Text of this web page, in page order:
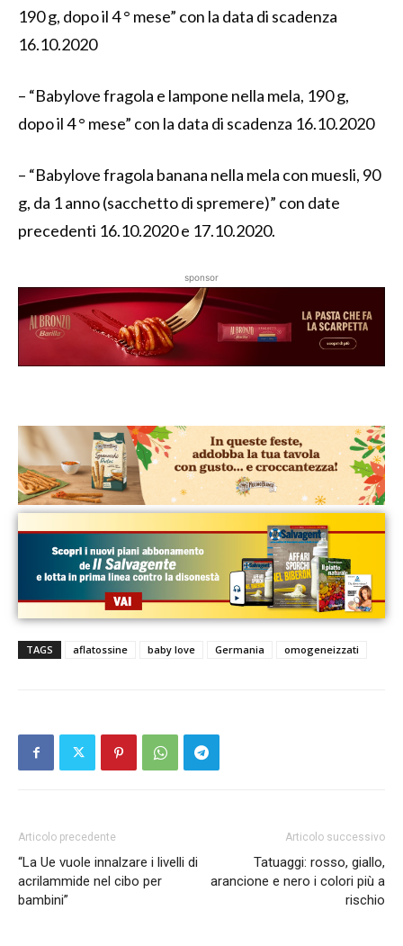
190 g, dopo il 4 ° mese” con la data di scadenza
16.10.2020
– “Babylove fragola e lampone nella mela, 190 g,
dopo il 4 ° mese” con la data di scadenza 16.10.2020
– “Babylove fragola banana nella mela con muesli, 90
g, da 1 anno (sacchetto di spremere)” con date
precedenti 16.10.2020 e 17.10.2020.
sponsor
TAGS aflatossine baby love Germania omogeneizzati
Articolo precedente
“La Ue vuole innalzare i livelli di
acrilammide nel cibo per
bambini”
Articolo successivo
Tatuaggi: rosso, giallo,
arancione e nero i colori più a
rischio